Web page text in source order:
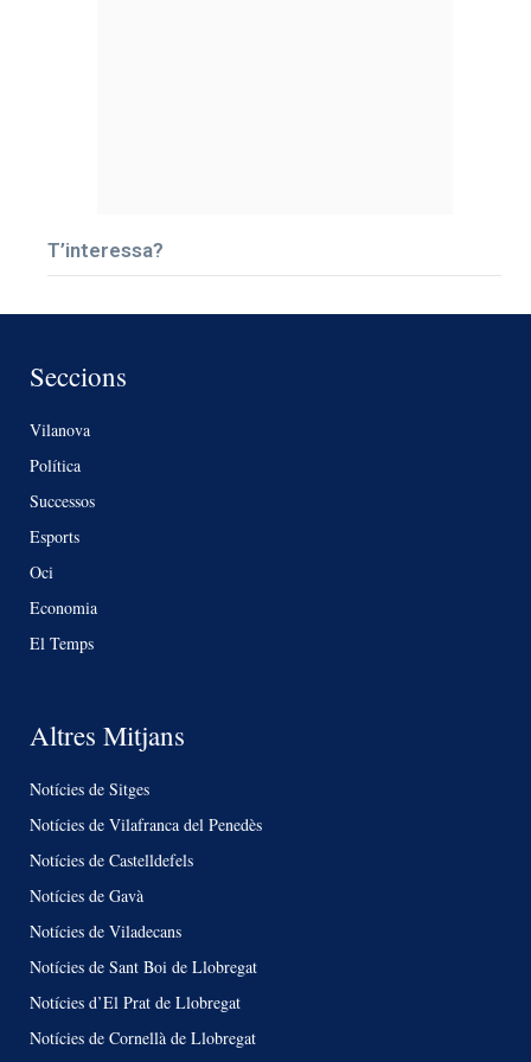
T’interessa?
Seccions
Vilanova
Política
Successos
Esports
Oci
Economia
El Temps
Altres Mitjans
Notícies de Sitges
Notícies de Vilafranca del Penedès
Notícies de Castelldefels
Notícies de Gavà
Notícies de Viladecans
Notícies de Sant Boi de Llobregat
Notícies d’El Prat de Llobregat
Notícies de Cornellà de Llobregat